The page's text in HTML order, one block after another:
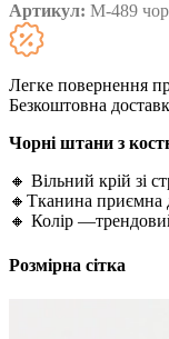
Артикул: М-489
Легке повернення
Безкоштовна
Чорні штани з
🔸 Вільний крій зі
🔸Тканина приємна
🔸 Колір
Розмірна сітка